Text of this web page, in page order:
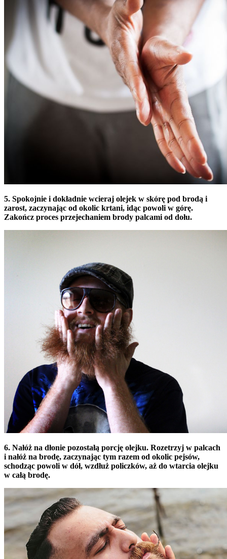
5. Spokojnie i dokładnie wcieraj olejek w skórę pod brodą i
zarost, zaczynając od okolic krtani, idąc powoli w górę.
Zakończ proces przejechaniem brody palcami od dołu.
6. Nałóż na dłonie pozostałą porcję olejku. Rozetrzyj w palcach
i nałóż na brodę, zaczynając tym razem od okolic pejsów,
schodząc powoli w dół, wzdłuż policzków, aż do wtarcia olejku
w całą brodę.